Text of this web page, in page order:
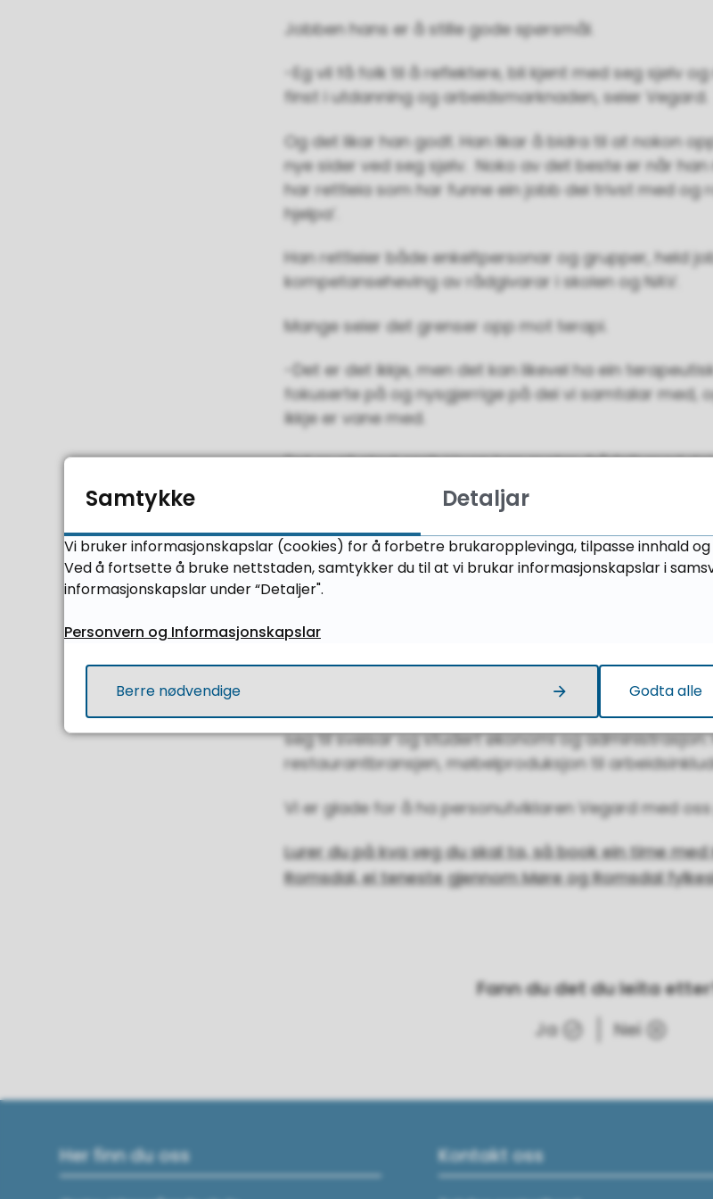
Jobben hans er å stille gode spørsmål.
-Eg vil få folk til å reflektere, bli kjent med seg sjølv
finst i utdanning og arbeidsmarknaden, seier Vegard.
Og det likar han godt. Han likar å bidra til at nokon
nye sider ved seg sjølv. Noko av det beste er når
har rettleia som har funne ein jobb dei trivst med og
hjelpa’.
Han rettleier både enkeltpersonar og grupper, held
kompetanseheving av rådgivarar i skolen og NAV.
Mange seier det grenser opp mot terapi.
-Det er det ikkje, men det kan likevel ha ein
fokuserte på og nysgjerrige på dei vi samtalar med,
ikkje er vane med.
Det er eit stort sprik i kven han møter, frå folk med
Og det er ikkje berre berre å omstille seg og finne
personar både i og utan arbeid, dei som må eller
studentar. Han møter flyktningar frå heile verda.
Korleis gjer du det?
-Eg legg vekt på å bygge tillit, for at dei skal kunne
Med den store menneske-mangfaldet han møter, er
sjølv har vore innom litt av kvart. Den raude tråden i
‘variasjon’. Han er oppvaksen på gard, og han har
seg til sveisar og studert økonomi og
restaurantbransjen, møbelproduksjon til
Vi er glade for å ha personutviklaren Vegard med
Lurer du på kva veg du skal ta, så book ein time med
Romsdal, ei teneste gjennom Møre og Romsdal
Fann du det du leita
Ja
Nei
Her finn du oss Kontakt oss
Samtykke Detaljar
Vi bruker informasjonskapslar (cookies) for å forbetre brukaropplevinga, tilpasse innhald
Ved å fortsette å bruke nettstaden, samtykker du til at vi brukar informasjonskapslar i
informasjonskapslar under “Detaljer".
Personvern og Informasjonskapslar
Berre nødvendige Godta alle